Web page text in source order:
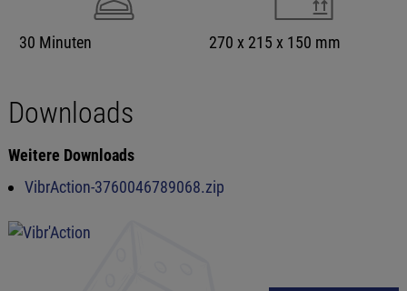
30 Minuten 270 x 215 x 150 mm
Downloads
Weitere Downloads
VibrAction-3760046789068.zip